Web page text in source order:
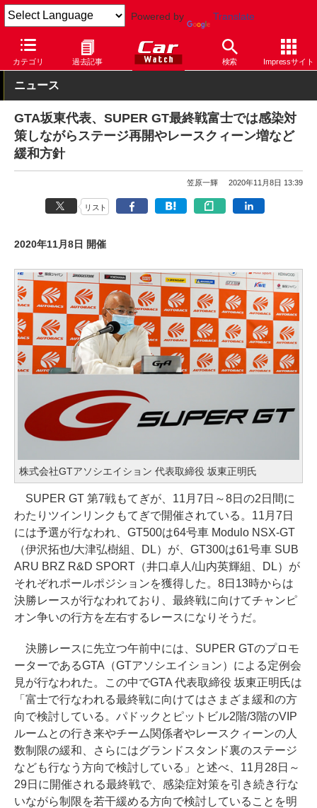
Powered by Translate
カテゴリ 過去記事 検索 Impressサイト
Car Watch モータースポーツ SUPER GT
ニュース
GTA坂東代表、SUPER GT最終戦富士では感染対
策しながらステージ再開やレースクィーン増など
緩和方針
笠原一輝 2020年11月8日 13:39
リスト
2020年11月8日 開催
株式会社GTアソシエイション 代表取締役 坂東正明氏
SUPER GT 第7戦もてぎが、11月7日～8日の2日間に
わたりツインリンクもてぎで開催されている。11月7日
には予選が行なわれ、GT500は64号車 Modulo NSX-GT
（伊沢拓也/大津弘樹組、DL）が、GT300は61号車 SUB
ARU BRZ R&D SPORT（井口卓人/山内英輝組、DL）が
それぞれポールポジションを獲得した。8日13時からは
決勝レースが行なわれており、最終戦に向けてチャンピ
オン争いの行方を左右するレースになりそうだ。
決勝レースに先立つ午前中には、SUPER GTのプロモ
ーターであるGTA（GTアソシエイション）による定例会
見が行なわれた。この中でGTA 代表取締役 坂東正明氏は
「富士で行なわれる最終戦に向けてはさまざま緩和の方
向で検討している。パドックとピットビル2階/3階のVIP
ルームとの行き来やチーム関係者やレースクィーンの人
数制限の緩和、さらにはグランドスタンド裏のステージ
なども行なう方向で検討している」と述べ、11月28日～
29日に開催される最終戦で、感染症対策を引き続き行な
いながら制限を若干緩める方向で検討していることを明